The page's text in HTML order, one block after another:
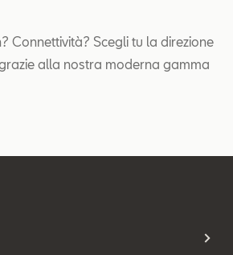
Connettività? Scegli tu la direzione
alla nostra moderna gamma